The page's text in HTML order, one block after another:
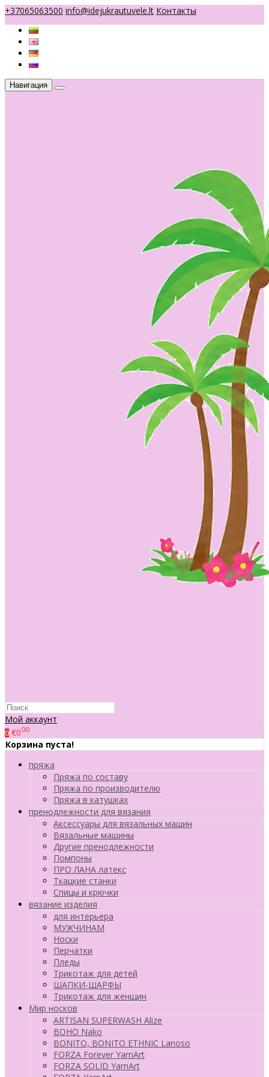
+37065063500 info@idejukrautuvele.lt Контакты
Навигация
Мой аккаунт
0 €000
Корзина пуста!
пряжа
Пряжа по составу
Пряжа по производителю
Пряжа в катушках
пренодлежности для вязания
Аксессуары для вязальных машин
Вязальные машины
Другие пренодлежности
Помпоны
ПРО ЛАНА латекс
Ткацкие станки
Cпицы и крючки
вязание изделия
для интерьера
МУЖЧИНАМ
Носки
Перчатки
Пледы
Трикотаж для детей
ШАПКИ-ШАРФЫ
Трикотаж для женщин
Мир носков
ARTISAN SUPERWASH Alize
BOHO Nako
BONITO, BONITO ETHNIC Lanoso
FORZA Forever YarnArt
FORZA SOLID YarnArt